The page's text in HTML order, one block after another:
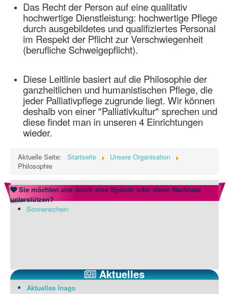
Das Recht der Person auf eine qualitativ
hochwertige Dienstleistung: hochwertige Pflege
durch ausgebildetes und qualifiziertes Personal
im Respekt der Pflicht zur Verschwiegenheit
(berufliche Schweigepflicht).
Diese Leitlinie basiert auf die Philosophie der
ganzheitlichen und humanistischen Pflege, die
jeder Palliativpflege zugrunde liegt. Wir können
deshalb von einer "Palliativkultur" sprechen und
diese findet man in unseren 4 Einrichtungen
wieder.
Aktuelle Seite: Startseite
Unsere Organisation
Philosophie
Sie möchten uns durch eine Spende oder einen Nachlass
unterstützen?
Sonnenschein
Aktuelles
Aktuelles Inago